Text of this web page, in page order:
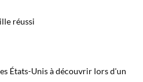
réussi
États-Unis à découvrir lors d'un